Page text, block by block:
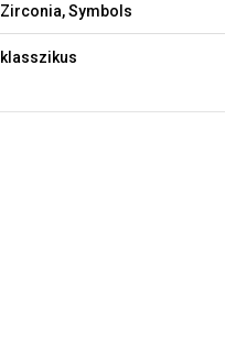
Zirconia, Symbols
klasszikus